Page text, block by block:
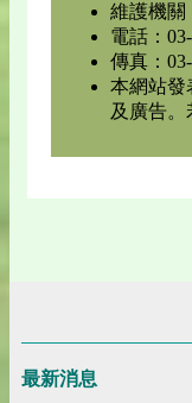
維護機關
電話：
傳真：
本網站發
及廣告。
最新消息